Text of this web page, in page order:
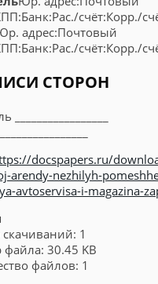
Банк:Рас./счёт:Корр./
адрес:Почтовый
Банк:Рас./счёт:Корр./
СТОРОН
docspapers.ru/
arendy-nezhilyh-
avtoservisa-i-magazina-
1
файла: 30.45 KB
файлов: 1